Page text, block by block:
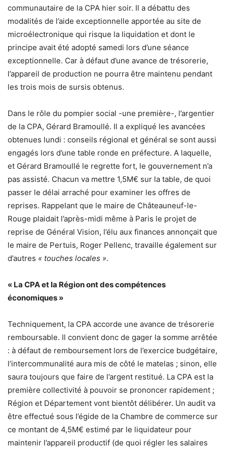
communautaire de la CPA hier soir. Il a débattu des
modalités de l’aide exceptionnelle apportée au site de
microélectronique qui risque la liquidation et dont le
principe avait été adopté samedi lors d’une séance
exceptionnelle. Car à défaut d’une avance de trésorerie,
l’appareil de production ne pourra être maintenu pendant
les trois mois de sursis obtenus.
Dans le rôle du pompier social -une première-, l’argentier
de la CPA, Gérard Bramoullé. Il a expliqué les avancées
obtenues lundi : conseils régional et général se sont aussi
engagés lors d’une table ronde en préfecture. A laquelle,
et Gérard Bramoullé le regrette fort, le gouvernement n’a
pas assisté. Chacun va mettre 1,5M€ sur la table, de quoi
passer le délai arraché pour examiner les offres de
reprises. Rappelant que le maire de Châteauneuf-le-
Rouge plaidait l’après-midi même à Paris le projet de
reprise de Général Vision, l’élu aux finances annonçait que
le maire de Pertuis, Roger Pellenc, travaille également sur
d’autres « touches locales ».
« La CPA et la Région ont des compétences
économiques »
Techniquement, la CPA accorde une avance de trésorerie
remboursable. Il convient donc de gager la somme arrêtée
: à défaut de remboursement lors de l’exercice budgétaire,
l’intercommunalité aura mis de côté le matelas ; sinon, elle
saura toujours que faire de l’argent restitué. La CPA est la
première collectivité à pouvoir se prononcer rapidement ;
Région et Département vont bientôt délibérer. Un audit va
être effectué sous l’égide de la Chambre de commerce sur
ce montant de 4,5M€ estimé par le liquidateur pour
maintenir l’appareil productif (de quoi régler les salaires